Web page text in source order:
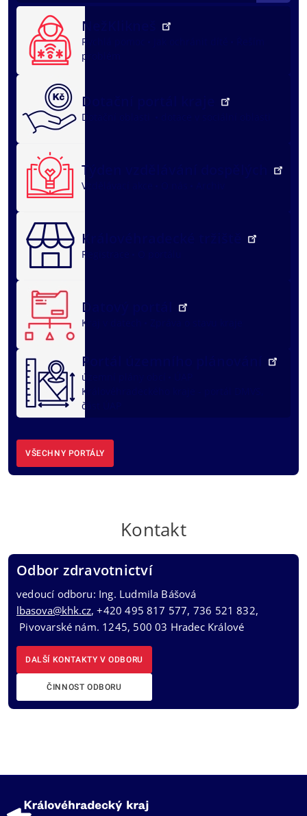
NežKlikneš
Rychlá pomoc
problém
Dotační portál kraje
Dotační oblasti
Týden vzdělávání dospělých
Vzdělávací akce
Královéhradecké tržiště
Registrace
Datový portál
Kraj v datech
Portál územního plánování
územní plány obcí
Královéhradeckého kraje - portál DMVS,
část ÚAP
VŠECHNY PORTÁLY
Kontakt
Odbor zdravotnictví
vedoucí odboru: Ing. Ludmila Bášová
lbasova@khk.cz, +420 495 817 577, 736 521 832,
Pivovarské nám. 1245, 500 03 Hradec Králové
DALŠÍ KONTAKTY V ODBORU
ČINNOST ODBORU